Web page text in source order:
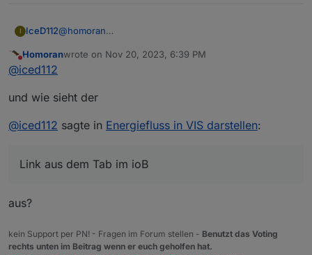
I IceD112@homoran
Do not disturb
Homoranwrote on Nov 20, 2023, 6:39 PM
last edited by
@iced112
und wie sieht der
@iced112 sagte in Energiefluss in VIS darstellen:
Link aus dem Tab im ioB
aus?
kein Support per PN! - Fragen im Forum stellen - Benutzt das Voting
rechts unten im Beitrag wenn er euch geholfen hat.